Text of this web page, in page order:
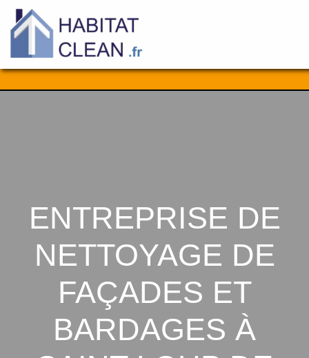
Aller
ENTREPRISE DE
NETTOYAGE DE
FAÇADES ET
BARDAGES À